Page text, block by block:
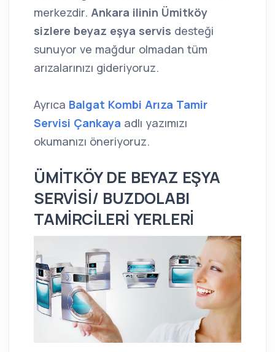
merkezdir. Ankara ilinin Ümitköy
sizlere beyaz eşya servis desteği
sunuyor ve mağdur olmadan tüm
arızalarınızı gideriyoruz.
Ayrıca Balgat Kombi Arıza Tamir
Servisi Çankaya adlı yazımızı
okumanızı öneriyoruz.
ÜMİTKÖY DE BEYAZ EŞYA
SERVİSİ/ BUZDOLABI
TAMİRCİLERİ YERLERİ